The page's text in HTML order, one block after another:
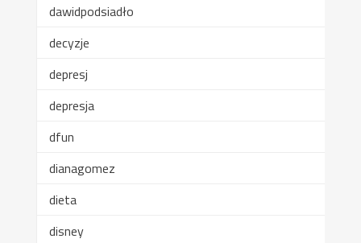
dawidpodsiadło
decyzje
depresj
depresja
dfun
dianagomez
dieta
disney